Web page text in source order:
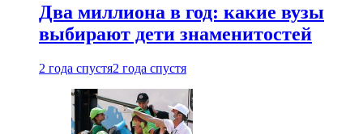
Два миллиона в год: какие вузы
выбирают дети знаменитостей
2 года спустя2 года спустя